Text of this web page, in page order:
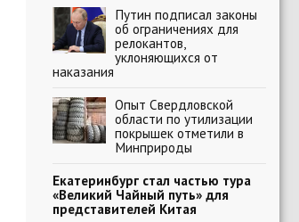
Путин подписал законы
об ограничениях для
релокантов,
уклоняющихся от
наказания
Опыт Свердловской
области по утилизации
покрышек отметили в
Минприроды
Екатеринбург стал частью тура
«Великий Чайный путь» для
представителей Китая